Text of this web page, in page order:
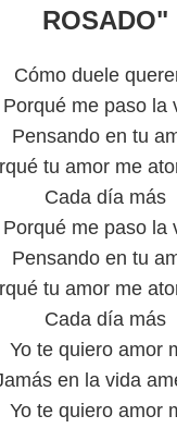
ROSADO"
Cómo duele
Porqué me paso la
Pensando en tu
tu amor me
Cada día más
Porqué me paso la
Pensando en tu
tu amor me
Cada día más
Yo te quiero amor
en la vida
Yo te quiero amor